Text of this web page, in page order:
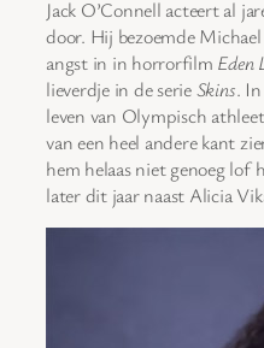
Jack O’Connell acteert al
door. Hij bezoemde
angst in in horrorfilm Eden
lieverdje in de serieSkins.
leven van Olympisch
van een heel andere kant
hem helaas niet genoeg lof
later dit jaar naast Alicia